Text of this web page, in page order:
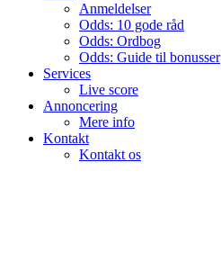
Anmeldelser
Odds: 10 gode råd
Odds: Ordbog
Odds: Guide til bonusser
Services
Live score
Annoncering
Mere info
Kontakt
Kontakt os